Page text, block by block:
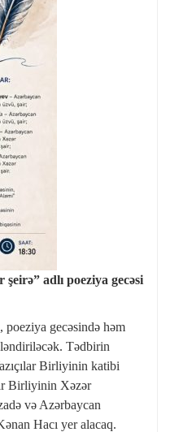
adlı poeziya gecəsi
poeziya gecəsində həm
Tədbirin
Birliyinin katibi
Birliyinin Xəzər
və Azərbaycan
Hacı yer alacaq.